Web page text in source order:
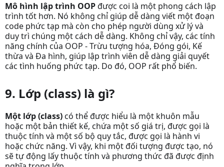
Mô hình lập trình OOPđược coi là một phong cách lập
trình tốt hơn. Nó không chỉ giúp dễ dàng viết một đoạn
code phức tạp mà còn cho phép người dùng xử lý và
duy trì chúng một cách dễ dàng. Không chỉ vậy, các tính
năng chính của OOP - Trừu tượng hóa, Đóng gói, Kế
thừa và Đa hình, giúp lập trình viên dễ dàng giải quyết
các tình huống phức tạp. Do đó, OOP rất phổ biến.
9. Lớp (class) là gì?
Một lớp (class)có thể được hiểu là một khuôn mẫu
hoặc một bản thiết kế, chứa một số giá trị, được gọi là
thuộc tính và một số bộ quy tắc, được gọi là hành vi
hoặc chức năng. Vì vậy, khi một đối tượng được tạo, nó
sẽ tự động lấy thuộc tính và phương thức đã được định